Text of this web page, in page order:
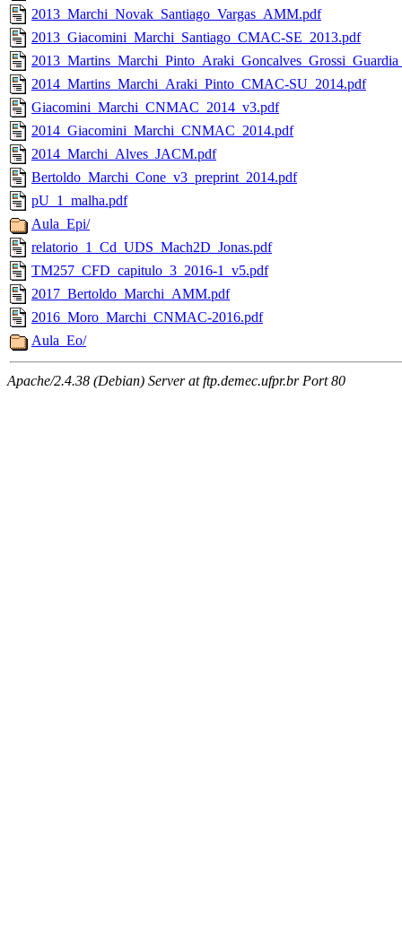
2013_Marchi_Novak_Santiago_Vargas_AMM.pdf
2013_Giacomini_Marchi_Santiago_CMAC-SE_2013.pdf
2014_Martins_Marchi_Araki_Pinto_CMAC-SU_2014.pdf
Giacomini_Marchi_CNMAC_2014_v3.pdf
2014_Giacomini_Marchi_CNMAC_2014.pdf
2014_Marchi_Alves_JACM.pdf
Bertoldo_Marchi_Cone_v3_preprint_2014.pdf
pU_1_malha.pdf
Aula_Epi/
relatorio_1_Cd_UDS_Mach2D_Jonas.pdf
TM257_CFD_capitulo_3_2016-1_v5.pdf
2017_Bertoldo_Marchi_AMM.pdf
2016_Moro_Marchi_CNMAC-2016.pdf
Aula_Eo/
Apache/2.4.38 (Debian) Server at ftp.demec.ufpr.br Port 80